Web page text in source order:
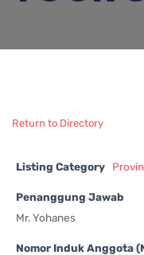
Return to Directory
Listing Category
Penanggung Jawab
Mr. Yohanes
Nomor Induk Anggota